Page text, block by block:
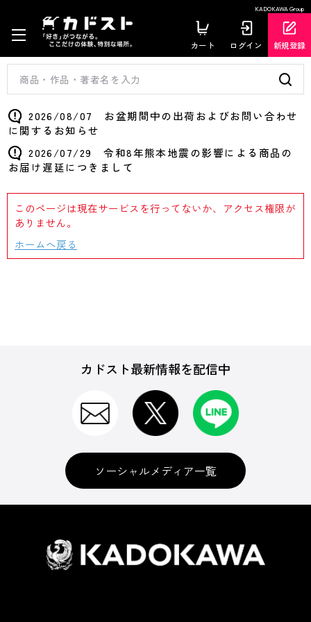
KADOKAWA Group
カート ログイン 新規登録
2026/08/07 お盆期間中の出荷およびお問い合わせ
に関するお知らせ
2026/07/29 令和8年熊本地震の影響による商品の
お届け遅延につきまして
このページは現在サービスを行ってないか、アクセス権限が
ありません。
ホームへ戻る
カドスト最新情報を配信中
ソーシャルメディア一覧